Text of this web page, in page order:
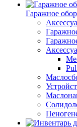
Гаражное